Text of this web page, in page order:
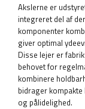
Akslerne er
integreret del af
komponenter
giver optimal
Disse lejer er
behovet for
kombinere
bidrager
og pålidelighed.